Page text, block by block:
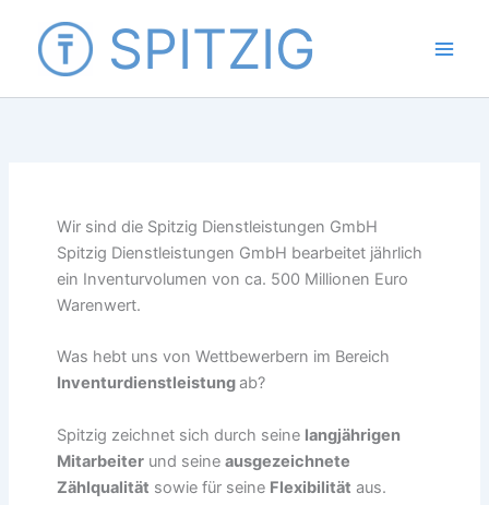
Inhalt
springen
SPITZIG
Wir sind die Spitzig Dienstleistungen GmbH
Spitzig Dienstleistungen GmbH bearbeitet jährlich
ein Inventurvolumen von ca. 500 Millionen Euro
Warenwert.
Was hebt uns von Wettbewerbern im Bereich
Inventurdienstleistungab?
Spitzig zeichnet sich durch seine langjährigen
Mitarbeiterund seine ausgezeichnete
Zählqualität sowie für seine Flexibilität aus.